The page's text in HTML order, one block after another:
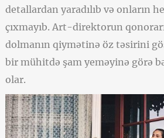
detallardan yaradılıb və onların
çıxmayıb. Art-direktorun
dolmanın qiymətinə öz təsirini
bir mühitdə şam yeməyinə görə
olar.